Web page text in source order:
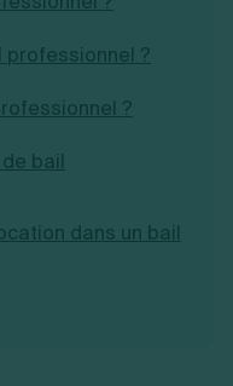
professionnel ?
?
bail
dans un bail